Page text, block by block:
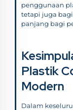
penggunaan
tetapi juga
panjang bagi
Plastik
Modern
Dalam